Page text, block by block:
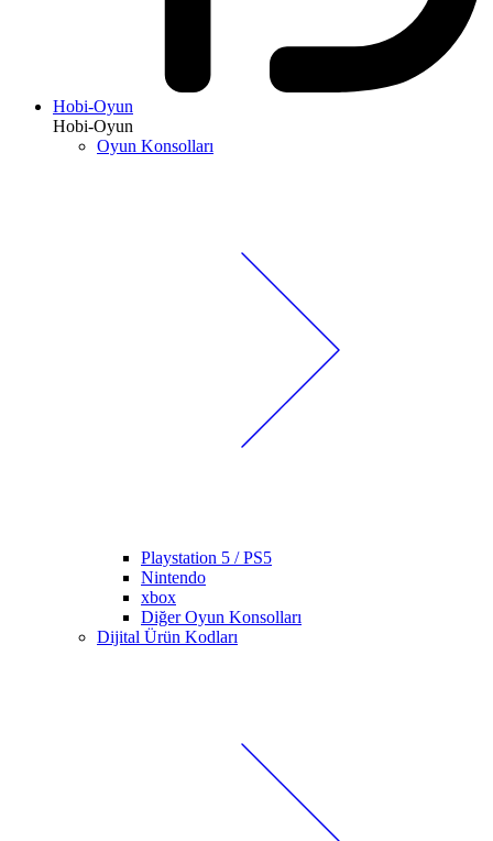
Hobi-Oyun
Hobi-Oyun
Oyun Konsolları
Playstation 5 / PS5
Nintendo
xbox
Diğer Oyun Konsolları
Dijital Ürün Kodları